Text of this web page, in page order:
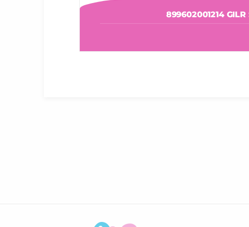
899602001214